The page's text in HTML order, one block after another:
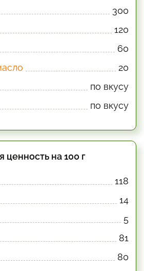
300
120
60
20
по вкусу
по вкусу
ценность на 100 г
118
14
5
81
80